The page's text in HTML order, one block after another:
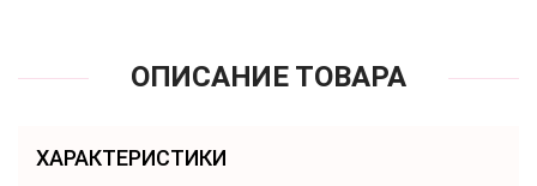
ОПИСАНИЕ ТОВАРА
ХАРАКТЕРИСТИКИ